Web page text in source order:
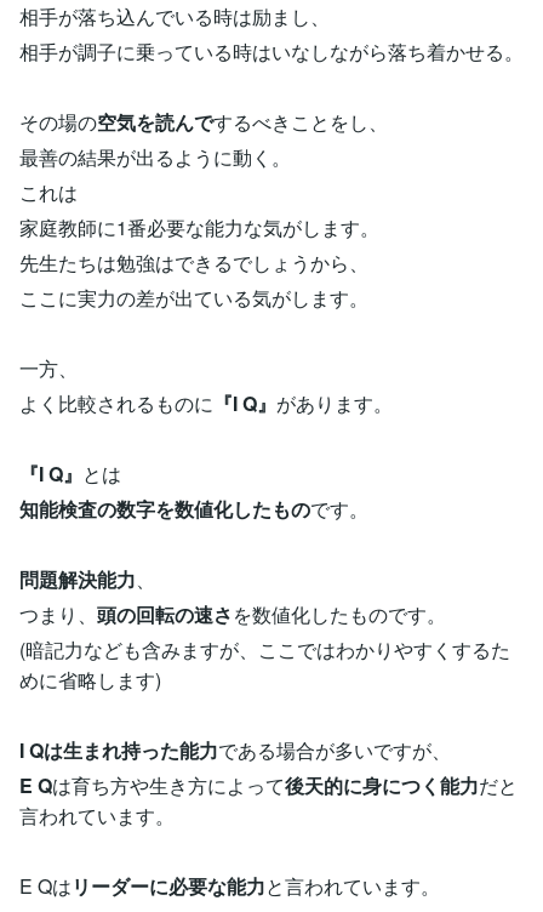
相手が落ち込んでいる時は励まし、
相手が調子に乗っている時はいなしながら落ち着かせる。
その場の空気を読んでするべきことをし、
最善の結果が出るように動く。
これは
家庭教師に1番必要な能力な気がします。
先生たちは勉強はできるでしょうから、
ここに実力の差が出ている気がします。
一方、
よく比較されるものに 『I Q』 があります。
『I Q』 とは
知能検査の数字を数値化したものです。
問題解決能力、
つまり、 頭の回転の速さを数値化したものです。
(暗記力なども含みますが、ここではわかりやすくするた
めに省略します)
I Qは生まれ持った能力である場合が多いですが、
E Qは育ち方や生き方によって後天的に身につく能力だと
言われています。
E Qはリーダーに必要な能力と言われています。